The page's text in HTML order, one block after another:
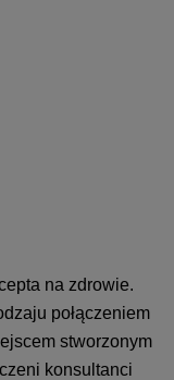
na zdrowie.
połączeniem
stworzonym
konsultanci